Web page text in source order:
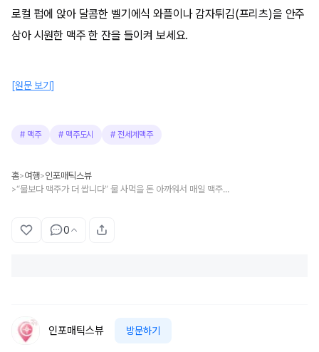
로컬 펍에 앉아 달콤한 벨기에식 와플이나 감자튀김(프리츠)을 안주
삼아 시원한 맥주 한 잔을 들이켜 보세요.
[원문 보기]
# 맥주 # 맥주도시 #전세계맥주
홈>여행>인포매틱스뷰
> “물보다 맥주가 더 쌉니다” 물 사먹을 돈 아까워서 매일 맥주 마시게 되는 도시 BEST 4
0
인포매틱스뷰 방문하기